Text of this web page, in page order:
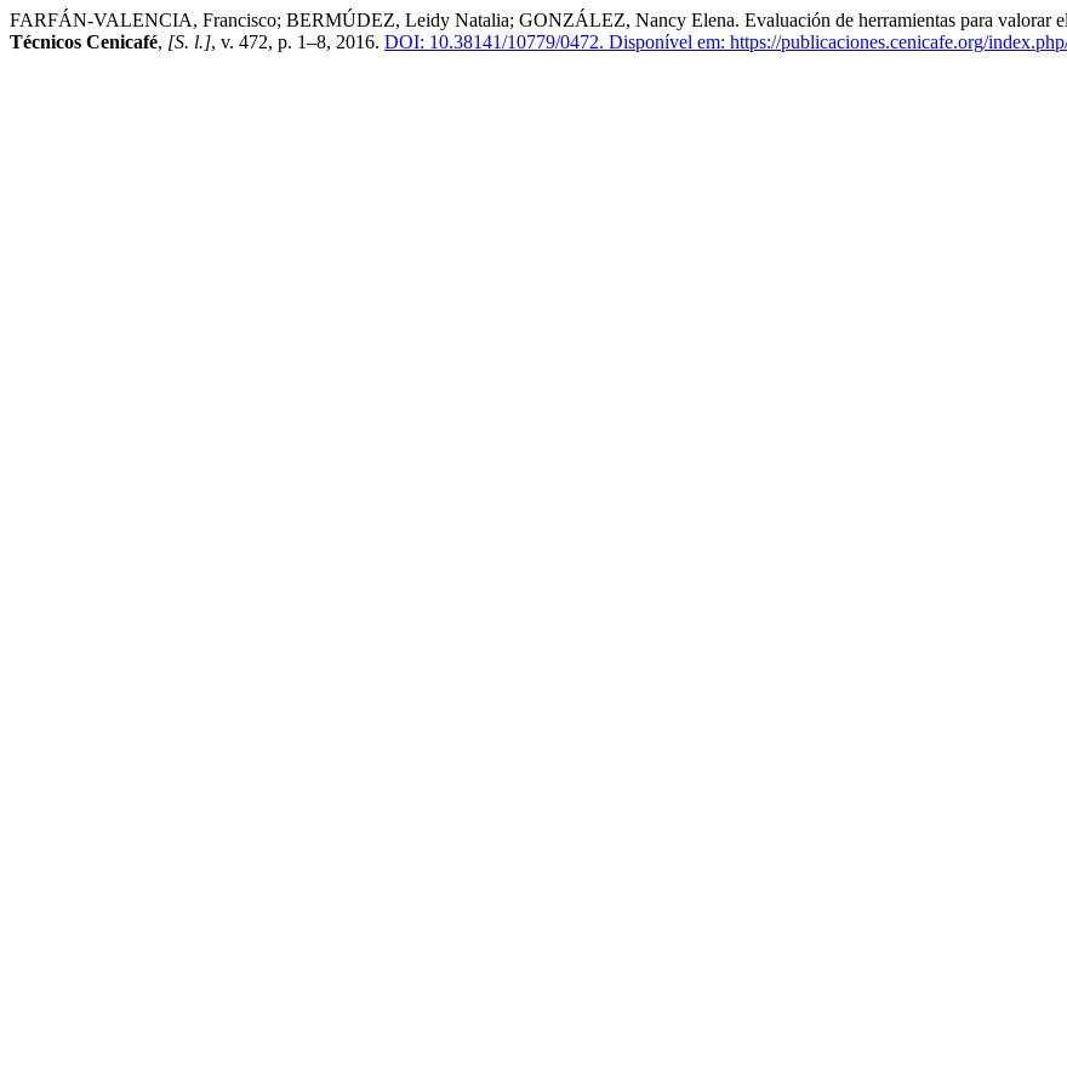
FARFÁN-VALENCIA, Francisco; BERMÚDEZ, Leidy Natalia; GONZÁLEZ, Nancy Elena. Evaluación de herramientas para valorar el
Técnicos Cenicafé, [S. l.], v. 472, p. 1–8, 2016. DOI: 10.38141/10779/0472. Disponível em: https://publicaciones.cenicafe.org/